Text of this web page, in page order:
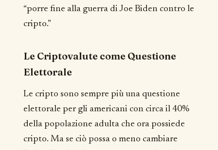
“porre fine alla guerra di Joe Biden contro le
cripto.”
Le Criptovalute come Questione
Elettorale
Le cripto sono sempre più una questione
elettorale per gli americani con circa il 40%
della popolazione adulta che ora possiede
cripto. Ma se ciò possa o meno cambiare